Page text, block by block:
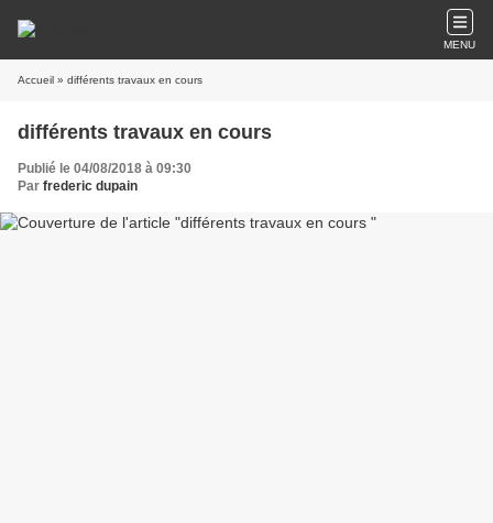
MENU
Accueil » différents travaux en cours
différents travaux en cours
Publié le 04/08/2018 à 09:30
Par frederic dupain